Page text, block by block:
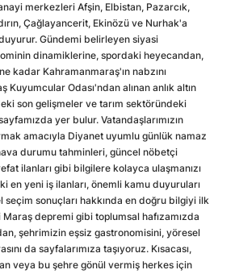
merkezleri Afşin, Elbistan, Pazarcık,
Çağlayancerit, Ekinözü ve Nurhak'a
Gündemi belirleyen siyasi
dinamiklerine, spordaki heyecandan,
kadar Kahramanmaraş'ın nabzını
Odası'ndan alınan anlık altın
son gelişmeler ve tarım sektöründeki
yer bulur. Vatandaşlarımızın
amacıyla Diyanet uyumlu günlük namaz
durumu tahminleri, güncel nöbetçi
ilanları gibi bilgilere kolayca ulaşmanızı
en yeni iş ilanları, önemli kamu duyuruları
sonuçları hakkında en doğru bilgiyi ilk
depremi gibi toplumsal hafızamızda
şehrimizin eşsiz gastronomisini, yöresel
da sayfalarımıza taşıyoruz. Kısacası,
veya bu şehre gönül vermiş herkes için